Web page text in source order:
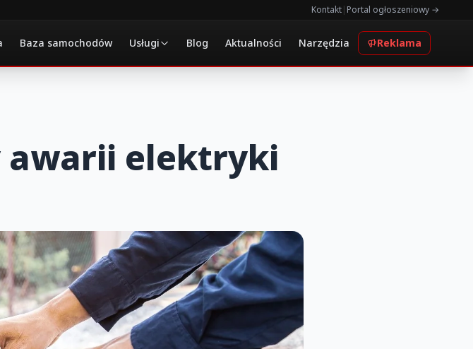
Kontakt| Portal ogłoszeniowy →
Baza samochodów Usługi Blog Aktualności Narzędzia Reklama
awarii elektryki